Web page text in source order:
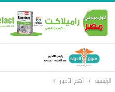
الرئيسية أهم الأخبار